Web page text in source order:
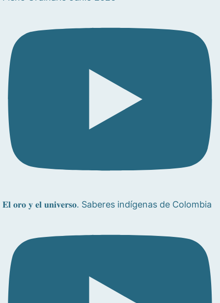
𝐄𝐥 𝐨𝐫𝐨 𝐲 𝐞𝐥 𝐮𝐧𝐢𝐯𝐞𝐫𝐬𝐨. Saberes indígenas de Colombia